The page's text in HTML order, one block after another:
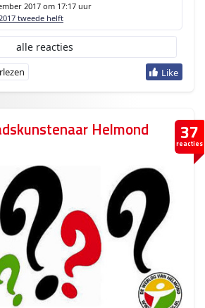
2017 om 17:17 uur
tweede helft
alle reacties
37
reacties
Helmond